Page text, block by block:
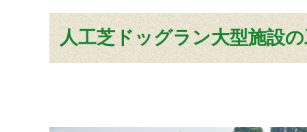
人工芝ドッグラン大型施設